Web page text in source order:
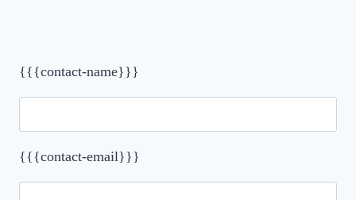
{{{contact-name}}}
{{{contact-email}}}